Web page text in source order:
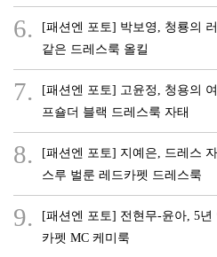
6.
[패션엔 포토] 박보영, 청룡의
같은 드레스룩 올킬
7.
[패션엔 포토] 고윤정, 청용의
프숄더 블랙 드레스룩 자태
8.
[패션엔 포토] 지예은, 드레스
스루 벌룬 레드카펫 드레스룩
9.
[패션엔 포토] 전현무-윤아, 5
카펫 MC 케미룩